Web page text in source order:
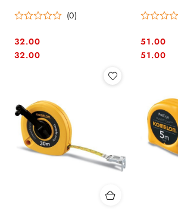
(0)
Cena:
32.00
Cena:
32.00 Cena:
51.00
Cena:
51.00